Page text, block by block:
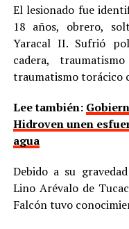
El lesionado fue
18 años, obrero,
Yaracal II. Sufrió
cadera,
traumatismo torácico
Lee también:
Hidroven unen
agua
Debido a su
Lino Arévalo de
Falcón tuvo